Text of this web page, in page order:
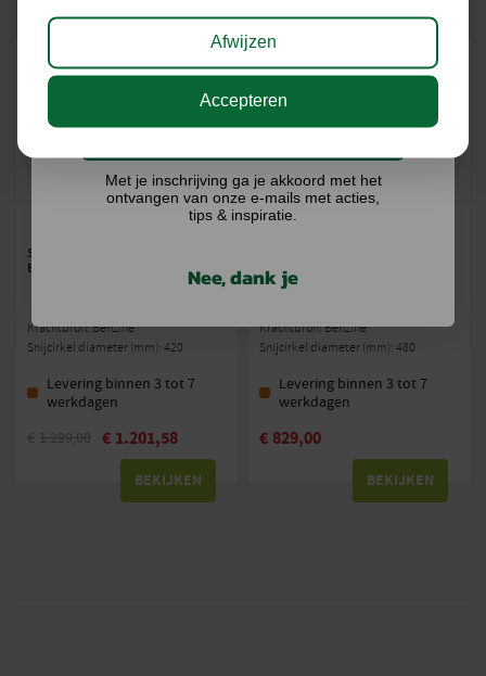
STIHL FR 410 C-E RUGGEDRAGEN
BOSMAAIER MET AUTOCUT 25-2
Krachtbron: Benzine
Snijcirkel diameter (mm): 420
Levering binnen 3 tot 7
werkdagen
€ 1.299,00 € 1.201,58
BEKIJKEN
2 VERSIES
Krachtbron: Benzine
Snijcirkel diameter (mm): 480
Levering binnen 3 tot 7
werkdagen
€ 829,00
BEKIJKEN
Afwijzen
Accepteren
Ik doe graag mee!
Met je inschrijving ga je akkoord met het
ontvangen van onze e-mails met acties,
tips & inspiratie.
Nee, dank je